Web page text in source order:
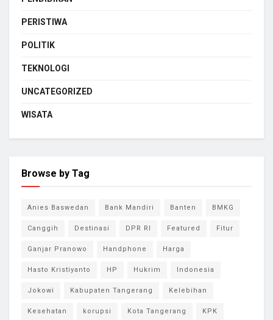
PERISTIWA
POLITIK
TEKNOLOGI
UNCATEGORIZED
WISATA
Browse by Tag
Anies Baswedan Bank Mandiri Banten BMKG
Canggih Destinasi DPR RI Featured Fitur
Ganjar Pranowo Handphone Harga
Hasto Kristiyanto HP Hukrim Indonesia
Jokowi Kabupaten Tangerang Kelebihan
Kesehatan korupsi Kota Tangerang KPK